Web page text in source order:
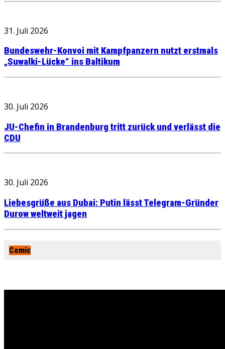
31. Juli 2026
Bundeswehr-Konvoi mit Kampfpanzern nutzt erstmals
„Suwalki-Lücke“ ins Baltikum
30. Juli 2026
JU-Chefin in Brandenburg tritt zurück und verlässt die
CDU
30. Juli 2026
Liebesgrüße aus Dubai: Putin lässt Telegram-Gründer
Durow weltweit jagen
Comic